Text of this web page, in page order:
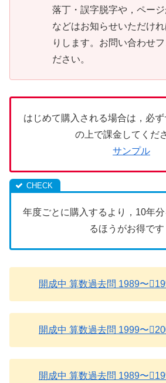
落丁・誤字脱字や，ペー
などはお知らせいただけ
りします。お問い合わせ
ださい。
はじめて購入される場合は，必
の上で課金してくだ
サンプル
年度ごとに購入するより，10年
るほうがお得です
開成中 算数過去問 1989〜
開成中 算数過去問 1999〜
開成中 算数過去問 1989〜